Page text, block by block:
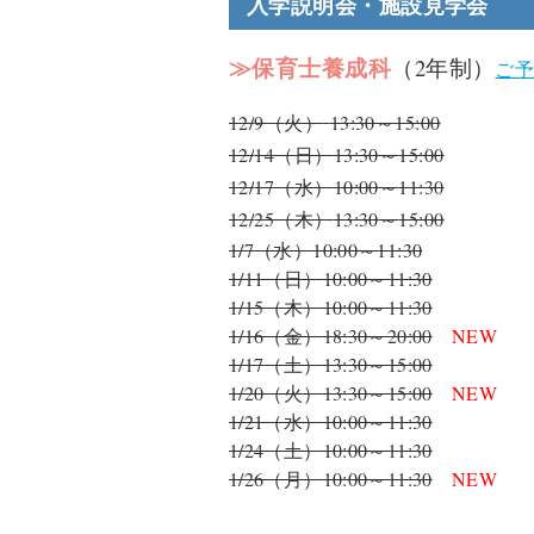
≫保育士養成科 （2年制） ご
12/9（火） 13:30～15:00
12/14（日）13:30～15:00
12/17（水）10:00～11:30
12/25（木）13:30～15:00
1/7（水）10:00～11:30
1/11（日）10:00～11:30
1/15（木）10:00～11:30
1/16（金）18:30～20:00
NEW
1/17（土）13:30～15:00
1/20（火）13:30～15:00
NEW
1/21（水）10:00～11:30
1/24（土）10:00～11:30
1/26（月）10:00～11:30
NEW